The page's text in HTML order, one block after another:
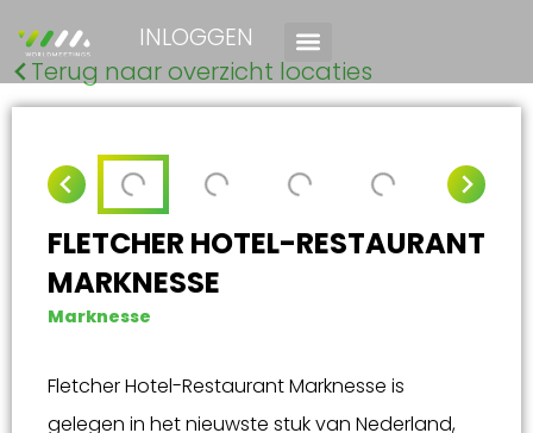
INLOGGEN
Terug naar overzicht locaties
FLETCHER HOTEL-RESTAURANT
MARKNESSE
Marknesse
Fletcher Hotel-Restaurant Marknesse is
gelegen in het nieuwste stuk van Nederland,